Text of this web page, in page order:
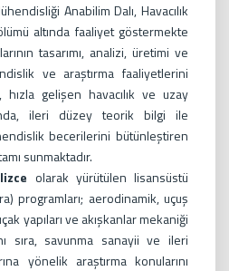
Anabilim Dalı, Havacılık
altında faaliyet göstermekte
tasarımı, analizi, üretimi ve
ve araştırma faaliyetlerini
hızla gelişen havacılık ve uzay
ileri düzey teorik bilgi ile
becerilerini bütünleştiren
sunmaktadır.
olarak yürütülen lisansüstü
programları; aerodinamik, uçuş
yapıları ve akışkanlar mekaniği
sıra, savunma sanayii ve ileri
yönelik araştırma konularını